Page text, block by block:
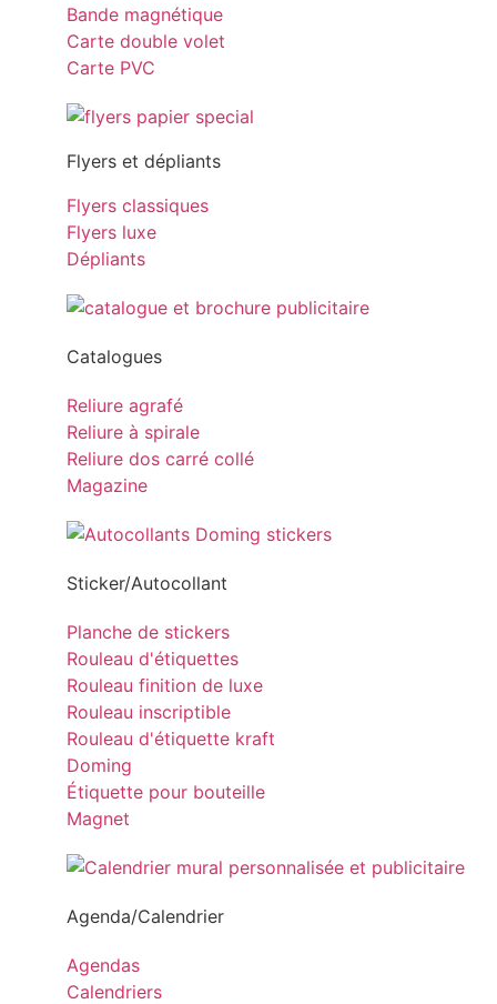
Bande magnétique
Carte double volet
Carte PVC
Flyers et dépliants
Flyers classiques
Flyers luxe
Dépliants
Catalogues
Reliure agrafé
Reliure à spirale
Reliure dos carré collé
Magazine
Sticker/Autocollant
Planche de stickers
Rouleau d'étiquettes
Rouleau finition de luxe
Rouleau inscriptible
Rouleau d'étiquette kraft
Doming
Étiquette pour bouteille
Magnet
Agenda/Calendrier
Agendas
Calendriers